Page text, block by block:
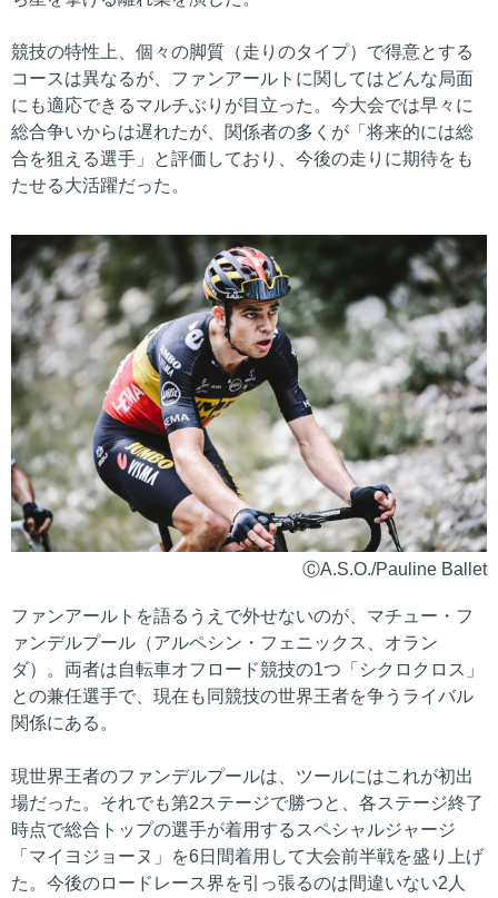
競技の特性上、個々の脚質（走りのタイプ）で得意とする
コースは異なるが、ファンアールトに関してはどんな局面
にも適応できるマルチぶりが目立った。今大会では早々に
総合争いからは遅れたが、関係者の多くが「将来的には総
合を狙える選手」と評価しており、今後の走りに期待をも
たせる大活躍だった。
ⒸA.S.O./Pauline Ballet
ファンアールトを語るうえで外せないのが、マチュー・フ
ァンデルプール（アルペシン・フェニックス、オラン
ダ）。両者は自転車オフロード競技の1つ「シクロクロス」
との兼任選手で、現在も同競技の世界王者を争うライバル
関係にある。
現世界王者のファンデルプールは、ツールにはこれが初出
場だった。それでも第2ステージで勝つと、各ステージ終了
時点で総合トップの選手が着用するスペシャルジャージ
「マイヨジョーヌ」を6日間着用して大会前半戦を盛り上げ
た。今後のロードレース界を引っ張るのは間違いない2人